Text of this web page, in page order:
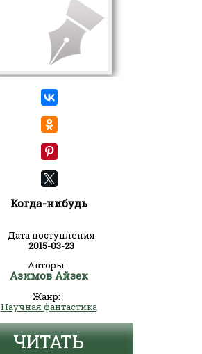
Когда-нибудь
Дата поступления
2015-03-23
Авторы:
Азимов Айзек
Жанр:
Научная фантастика
ЧИТАТЬ